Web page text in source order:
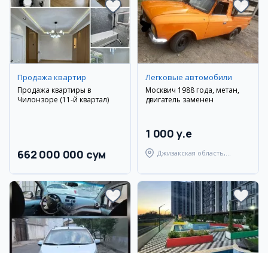
Продажа квартир
Продажа квартиры в
Чилонзоре (11-й квартал)
662 000 000 сум
Легковые автомобили
Москвич 1988 года, метан,
двигатель заменен
1 000 y.e
Джизакская область,